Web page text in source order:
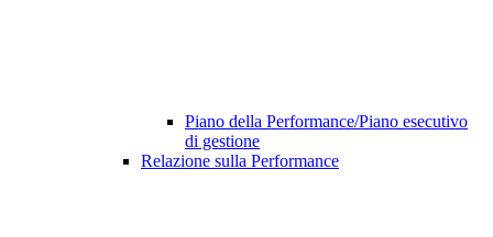
Piano della Performance/Piano esecutivo
di gestione
Relazione sulla Performance